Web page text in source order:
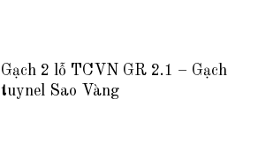
Gạch 2 lỗ TCVN GR 2.1 – Gạch
tuynel Sao Vàng